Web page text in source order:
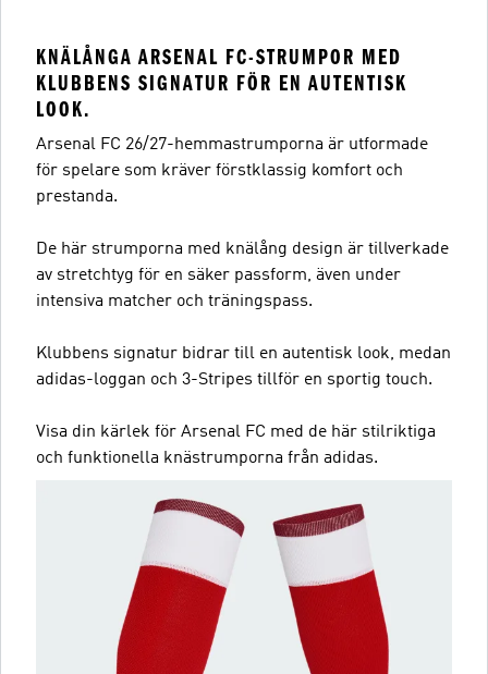
KNÄLÅNGA ARSENAL FC-STRUMPOR MED
KLUBBENS SIGNATUR FÖR EN AUTENTISK
LOOK.
Arsenal FC 26/27-hemmastrumporna är utformade
för spelare som kräver förstklassig komfort och
prestanda.
De här strumporna med knälång design är tillverkade
av stretchtyg för en säker passform, även under
intensiva matcher och träningspass.
Klubbens signatur bidrar till en autentisk look, medan
adidas-loggan och 3-Stripes tillför en sportig touch.
Visa din kärlek för Arsenal FC med de här stilriktiga
och funktionella knästrumporna från adidas.